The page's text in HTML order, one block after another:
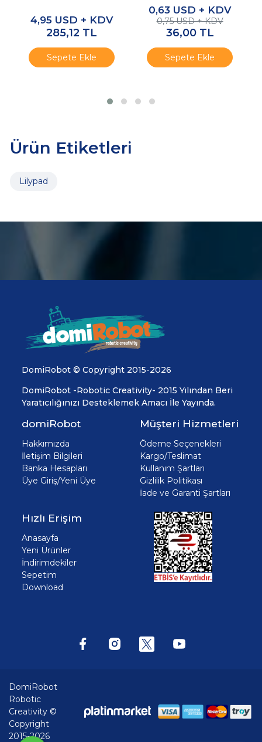
4,95 USD + KDV
285,12 TL
Sepete Ekle
0,63 USD + KDV
0,75 USD + KDV
36,00 TL
Sepete Ekle
Ürün Etiketleri
Lilypad
DomiRobot © Copyright 2015-2026
DomiRobot -Robotic Creativity- 2015 Yılından Beri
Yaratıcılığınızı Desteklemek Amacı İle Yayında.
domiRobot
Hakkımızda
İletişim Bilgileri
Banka Hesapları
Üye Giriş/Yeni Üye
Müşteri Hizmetleri
Ödeme Seçenekleri
Kargo/Teslimat
Kullanım Şartları
Gizlilik Politikası
İade ve Garanti Şartları
Hızlı Erişim
Anasayfa
Yeni Ürünler
İndirimdekiler
Sepetim
Download
DomiRobot
Robotic
Creativity ©
Copyright
2015-2026